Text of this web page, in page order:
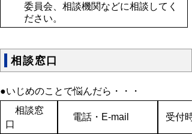
委員会、相談機関などに相談してく
ださい。
相談窓口
●いじめのことで悩んだら・・・
相談窓
口
電話・E-mail 受付